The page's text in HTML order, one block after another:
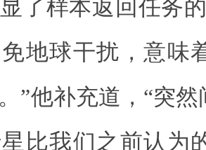
了样本返回任务
地球干扰，意味
”他补充道，“突
比我们之前认为